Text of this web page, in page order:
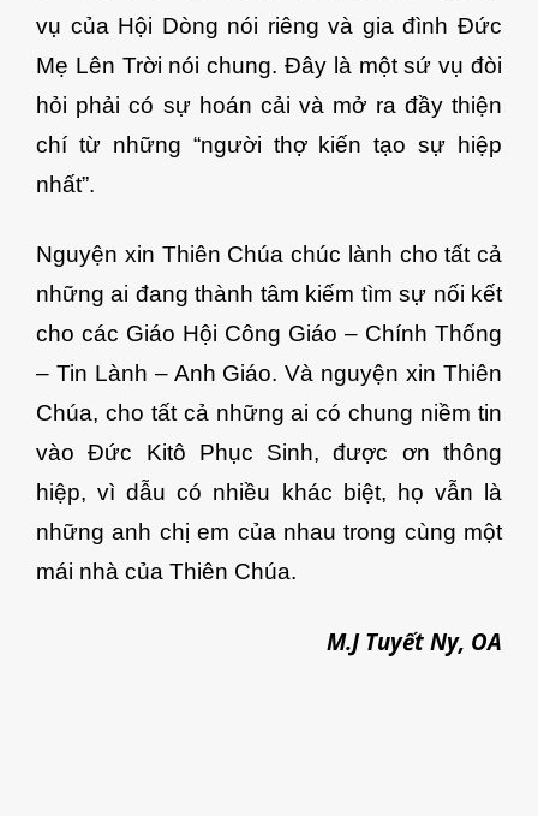
vụ của Hội Dòng nói riêng và gia đình Đức
Mẹ Lên Trời nói chung. Đây là một sứ vụ đòi
hỏi phải có sự hoán cải và mở ra đầy thiện
chí từ những “người thợ kiến tạo sự hiệp
nhất”.
Nguyện xin Thiên Chúa chúc lành cho tất cả
những ai đang thành tâm kiếm tìm sự nối kết
cho các Giáo Hội Công Giáo – Chính Thống
– Tin Lành – Anh Giáo. Và nguyện xin Thiên
Chúa, cho tất cả những ai có chung niềm tin
vào Đức Kitô Phục Sinh, được ơn thông
hiệp, vì dẫu có nhiều khác biệt, họ vẫn là
những anh chị em của nhau trong cùng một
mái nhà của Thiên Chúa.
M.J Tuyết Ny, OA